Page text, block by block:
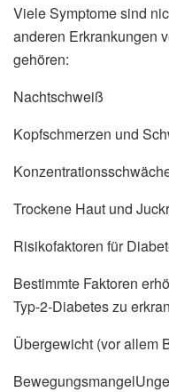
Viele Symptome sind
anderen Erkrankungen
gehören:
Nachtschweiß
Kopfschmerzen und
Trockene Haut und
Risikofaktoren für
Bestimmte Faktoren
Typ-2-Diabetes zu
Übergewicht (vor allem